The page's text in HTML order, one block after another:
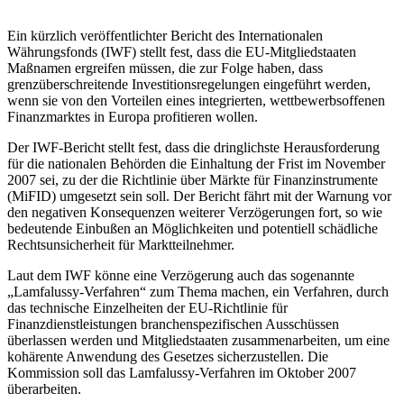
Ein kürzlich veröffentlichter Bericht des Internationalen
Währungsfonds (IWF) stellt fest, dass die EU-Mitgliedstaaten
Maßnamen ergreifen müssen, die zur Folge haben, dass
grenzüberschreitende Investitionsregelungen eingeführt werden,
wenn sie von den Vorteilen eines integrierten, wettbewerbsoffenen
Finanzmarktes in Europa profitieren wollen.
Der IWF-Bericht stellt fest, dass die dringlichste Herausforderung
für die nationalen Behörden die Einhaltung der Frist im November
2007 sei, zu der die Richtlinie über Märkte für Finanzinstrumente
(MiFID) umgesetzt sein soll. Der Bericht fährt mit der Warnung vor
den negativen Konsequenzen weiterer Verzögerungen fort, so wie
bedeutende Einbußen an Möglichkeiten und potentiell schädliche
Rechtsunsicherheit für Marktteilnehmer.
Laut dem IWF könne eine Verzögerung auch das sogenannte
„Lamfalussy-Verfahren“ zum Thema machen, ein Verfahren, durch
das technische Einzelheiten der EU-Richtlinie für
Finanzdienstleistungen branchenspezifischen Ausschüssen
überlassen werden und Mitgliedstaaten zusammenarbeiten, um eine
kohärente Anwendung des Gesetzes sicherzustellen. Die
Kommission soll das Lamfalussy-Verfahren im Oktober 2007
überarbeiten.